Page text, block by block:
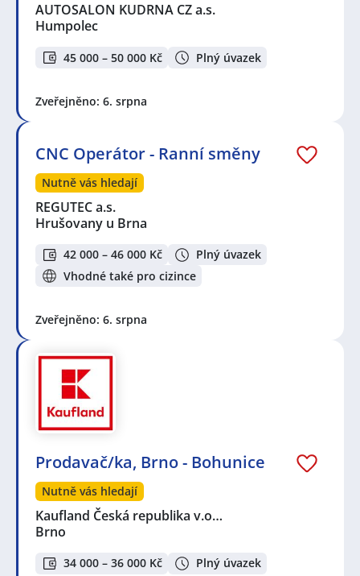
AUTOSALON KUDRNA CZ a.s.
Humpolec
45 000 – 50 000 Kč Plný úvazek
Zveřejněno: 6. srpna
CNC Operátor - Ranní směny
Nutně vás hledají
REGUTEC a.s.
Hrušovany u Brna
42 000 – 46 000 Kč
Plný úvazek
Vhodné také pro cizince
Zveřejněno: 6. srpna
Prodavač/ka, Brno - Bohunice
Nutně vás hledají
Kaufland Česká republika v.o…
Brno
34 000 – 36 000 Kč Plný úvazek